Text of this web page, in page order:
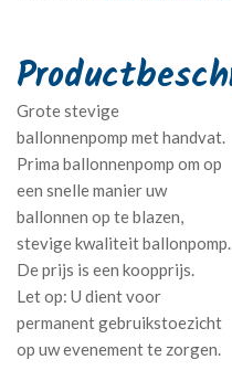
Grote stevige
ballonnenpomp met handvat.
Prima ballonnenpomp om op
een snelle manier uw
ballonnen op te blazen,
stevige kwaliteit ballonpomp.
De prijs is een koopprijs.